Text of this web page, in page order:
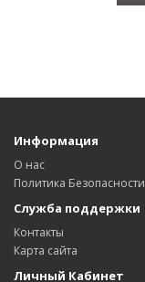
Информация
О нас
Политика Безопасности
Служба поддержки
Контакты
Карта сайта
Личный Кабинет